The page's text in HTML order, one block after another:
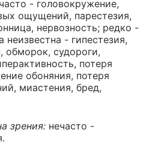
- головокружение,
ощущений, парестезия,
нервозность; редко -
неизвестна - гипестезия,
обморок, судороги,
потеря
обоняния, потеря
миастения, бред,
зрения: нечасто -